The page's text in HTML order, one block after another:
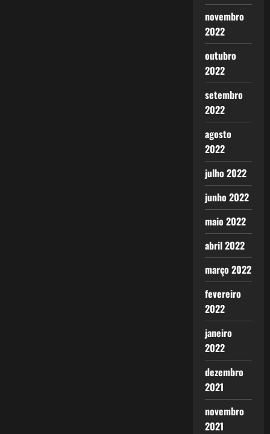
novembro
2022
outubro
2022
setembro
2022
agosto
2022
julho 2022
junho 2022
maio 2022
abril 2022
março 2022
fevereiro
2022
janeiro
2022
dezembro
2021
novembro
2021